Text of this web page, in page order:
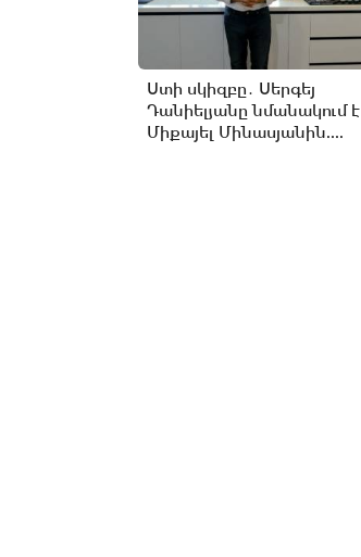
Ստի սկիզբը․ Սերգեյ
Դանիելյանը նմանակում է
Միքայել Մինասյանին....